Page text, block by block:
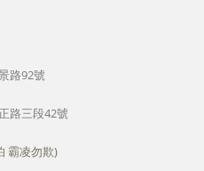
路92號
路三段42號
霸凌勿欺)